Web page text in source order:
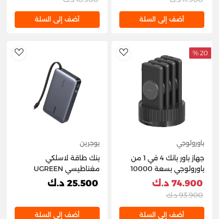
أضف إلى السلة أضف إلى السلة
AddToWishlist
20 %
باورولوجي
جهاز باور بانك 4 في 1 من
باورولوجي بسعة 10000
مللي أمبير، مزود بكابل
مدمج - ماج سيف - أسود
74.900 د.ك
93.900 د.ك
أضف إلى السلة
يوجرين
بنك طاقة لاسلكي
مغناطيسي UGREEN
بسعة 20000 مللي أمبير
بتقنية الشحن السريع QI2
25.500 د.ك
أضف إلى السلة